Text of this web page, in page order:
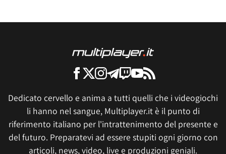
Dedicato cervello e anima a tutti quelli che i videogiochi
li hanno nel sangue, Multiplayer.it è il punto di
riferimento italiano per l'intrattenimento del presente e
del futuro. Preparatevi ad essere stupiti ogni giorno con
articoli, news, video, live e produzioni geniali.